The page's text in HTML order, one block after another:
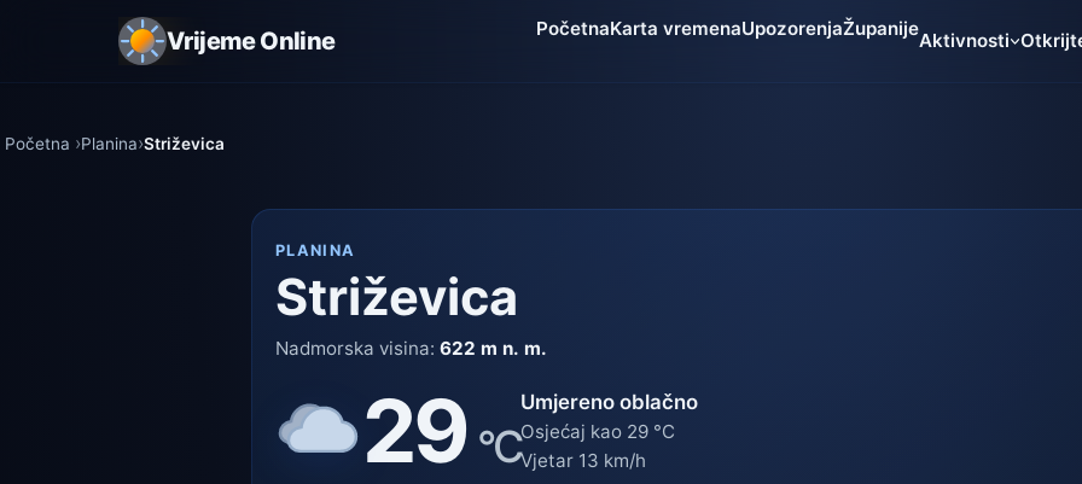
Vrijeme Online PočetnaKarta vremenaUpozorenjaŽupanije
Aktivnosti
Početna Planina Striževica
PLANINA
Striževica
Nadmorska visina:622 m n. m.
29 °C
Umjereno oblačno
Osjećaj kao 29 °C
Vjetar 13 km/h